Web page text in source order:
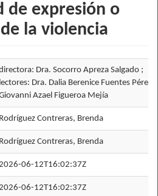
de expresión o
la violencia
Dra. Socorro Apreza Salgado ;
lectores: Dra. Dalia Berenice Fuentes Pérez,
Azael Figueroa Mejía
Rodríguez Contreras, Brenda
Rodríguez Contreras, Brenda
06-12T16:02:37Z
06-12T16:02:37Z